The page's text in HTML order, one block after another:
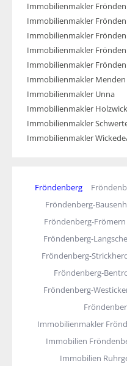
Immobilienmakler
Immobilienmakler
Immobilienmakler
Immobilienmakler
Immobilienmakler
Immobilienmakler Menden
Immobilienmakler Unna
Immobilienmakler
Immobilienmakler
Immobilienmakler
Fröndenberg
Fröndenberg-
Fröndenberg-Frömern
Fröndenberg-
Fröndenberg-
Fröndenberg-
Fröndenberg-
Immobilienmakler
Immobilien
Immobilien